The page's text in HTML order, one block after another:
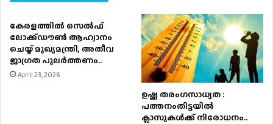
കേരളത്തിൽ സെൽഫ്
ലോക്ക്ഡൗൺ ആഹ്വാനം
ചെയ്ത് മുഖ്യമന്ത്രി, അതീവ
ജാഗ്രത പുലർത്തണം..
April 23, 2026
ഉഷ്ണ തരംഗസാധ്യത :
പത്തനംതിട്ടയില്‍
ക്ലാസുകള്‍ക്ക് നിരോധനം..